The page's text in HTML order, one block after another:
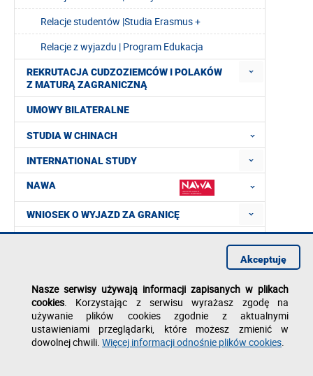
Relacje studentów |Studia Erasmus +
Relacje z wyjazdu | Program Edukacja
REKRUTACJA CUDZOZIEMCÓW I POLAKÓW
Z MATURĄ ZAGRANICZNĄ
UMOWY BILATERALNE
STUDIA W CHINACH
INTERNATIONAL STUDY
NAWA
WNIOSEK O WYJAZD ZA GRANICĘ
FULBRIGHT
DOKUMENTY DO POBRANIA
FAQ
Nasze serwisy używają informacji zapisanych w plikach
cookies. Korzystając z serwisu wyrażasz zgodę na
używanie plików cookies zgodnie z aktualnymi
ustawieniami przeglądarki, które możesz zmienić w
dowolnej chwili. Więcej informacji odnośnie plików cookies.
Akceptuję